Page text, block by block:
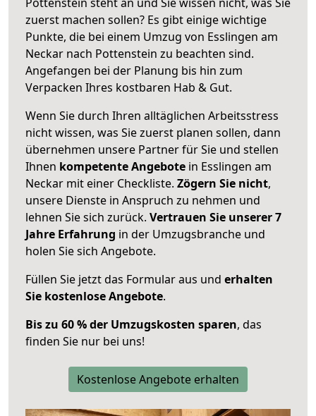
zuerst machen sollen? Es gibt einige wichtige
Punkte, die bei einem Umzug von Esslingen am
Neckar nach Pottenstein zu beachten sind.
Angefangen bei der Planung bis hin zum
Verpacken Ihres kostbaren Hab & Gut.
Wenn Sie durch Ihren alltäglichen Arbeitsstress
nicht wissen, was Sie zuerst planen sollen, dann
übernehmen unsere Partner für Sie und stellen
Ihnen kompetente Angebote in Esslingen am
Neckar mit einer Checkliste. Zögern Sie nicht,
unsere Dienste in Anspruch zu nehmen und
lehnen Sie sich zurück. Vertrauen Sie unserer 7
Jahre Erfahrung in der Umzugsbranche und
holen Sie sich Angebote.
Füllen Sie jetzt das Formular aus und erhalten
Sie kostenlose Angebote.
Bis zu 60 % der Umzugskosten sparen, das
finden Sie nur bei uns!
Kostenlose Angebote erhalten